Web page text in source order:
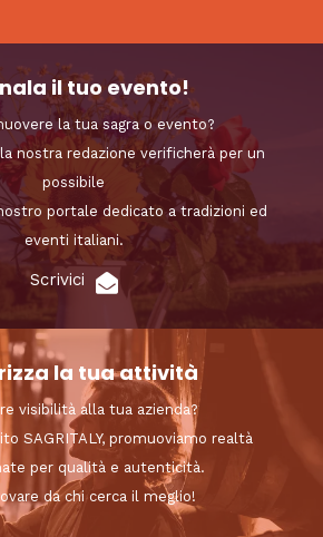
il tuo evento!
la tua sagra o evento?
nostra redazione verificherà per un
possibile
portale dedicato a tradizioni ed
eventi italiani.
Scrivici
la tua attività
visibilità alla tua azienda?
SAGRITALY, promuoviamo realtà
per qualità e autenticità.
da chi cerca il meglio!